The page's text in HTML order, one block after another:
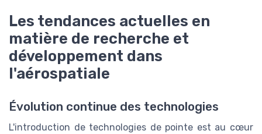
Les tendances actuelles en
matière de recherche et
développement dans
l'aérospatiale
Évolution continue des technologies
L'introduction de technologies de pointe est au cœur